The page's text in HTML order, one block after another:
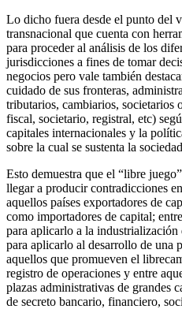
Lo dicho fuera desde el punto del
transnacional que cuenta con
para proceder al análisis de los
jurisdicciones a fines de tomar
negocios pero vale también
cuidado de sus fronteras,
tributarios, cambiarios, societarios
fiscal, societario, registral, etc)
capitales internacionales y la
sobre la cual se sustenta la
Esto demuestra que el “libre
llegar a producir contradicciones
aquellos países exportadores de
como importadores de capital;
para aplicarlo a la
para aplicarlo al desarrollo de una
aquellos que promueven el
registro de operaciones y entre
plazas administrativas de grandes
de secreto bancario, financiero,